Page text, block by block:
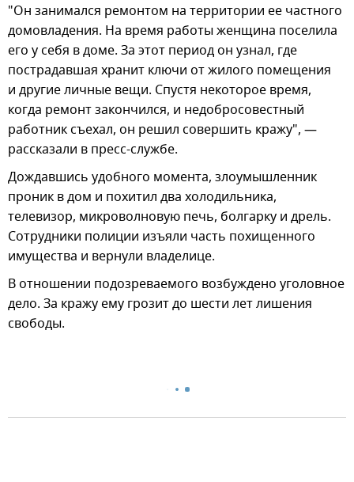
"Он занимался ремонтом на территории ее частного
домовладения. На время работы женщина поселила
его у себя в доме. За этот период он узнал, где
пострадавшая хранит ключи от жилого помещения
и другие личные вещи. Спустя некоторое время,
когда ремонт закончился, и недобросовестный
работник съехал, он решил совершить кражу", —
рассказали в пресс-службе.
Дождавшись удобного момента, злоумышленник
проник в дом и похитил два холодильника,
телевизор, микроволновую печь, болгарку и дрель.
Сотрудники полиции изъяли часть похищенного
имущества и вернули владелице.
В отношении подозреваемого возбуждено уголовное
дело. За кражу ему грозит до шести лет лишения
свободы.